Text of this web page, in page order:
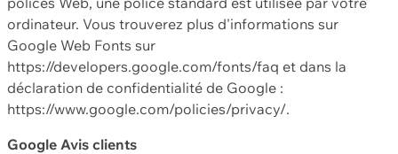
ordinateur. Vous trouverez plus d'informations sur
Google Web Fonts sur
https://developers.google.com/fonts/faq et dans la
déclaration de confidentialité de Google :
https://www.google.com/policies/privacy/.
Google Avis clients